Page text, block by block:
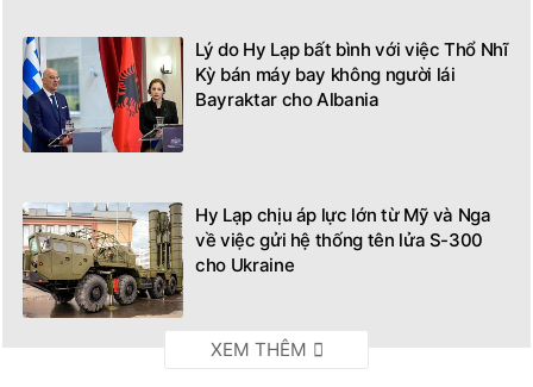
Lý do Hy Lạp bất bình với việc Thổ Nhĩ
Kỳ bán máy bay không người lái
Bayraktar cho Albania
Hy Lạp chịu áp lực lớn từ Mỹ và Nga
về việc gửi hệ thống tên lửa S-300
cho Ukraine